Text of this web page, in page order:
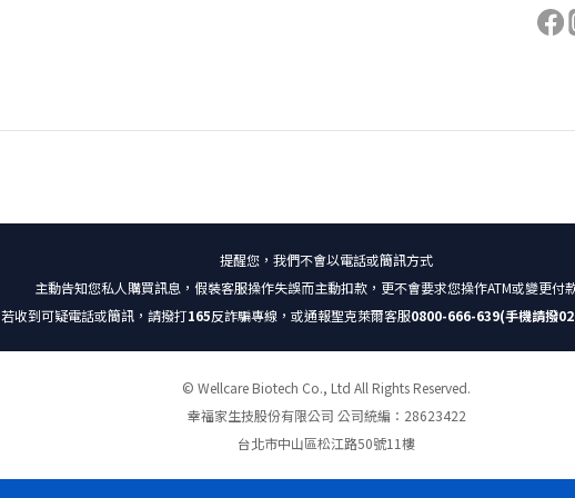
提醒您，我們不會以電話或簡訊方式
主動告知您私人購買訊息，假裝客服操作失誤而主動扣款，更不會要求您操作ATM或變更付
若收到可疑電話或簡訊，請撥打165反詐騙專線，或通報聖克萊爾客服0800-666-639(手機請撥
© Wellcare Biotech Co., Ltd All Rights Reserved.
幸福家生技股份有限公司 公司統編：28623422
台北市中山區松江路50號11樓